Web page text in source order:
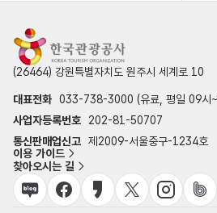
(26464) 강원특별자치도 원주시 세계로 10
대표전화 033-738-3000 (유료, 평일 09시
사업자등록번호
202-81-50707
통신판매업신고 제2009-서울중구-1234호
이용 가이드
찾아오시는 길